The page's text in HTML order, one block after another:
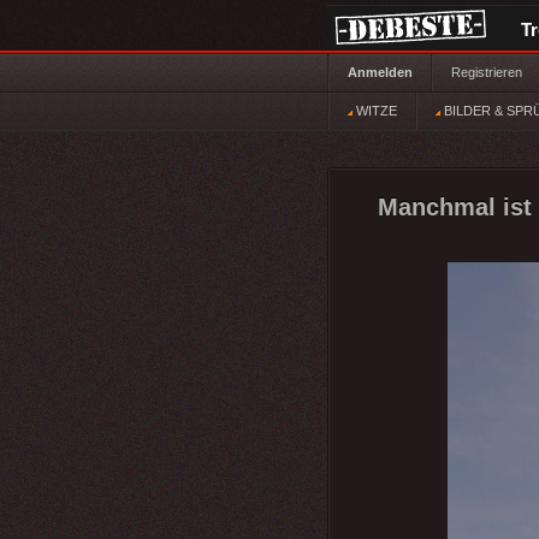
Anmelden Registrieren
WITZE BILDER &
Manchmal